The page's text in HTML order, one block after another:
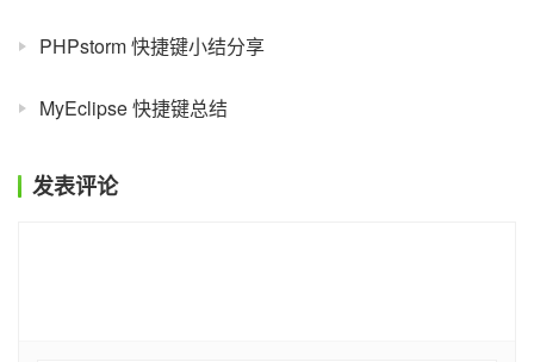
PHPstorm 快捷键小结分享
MyEclipse 快捷键总结
发表评论